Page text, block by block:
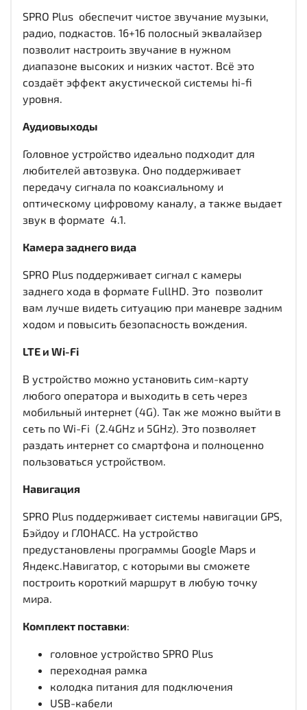
SPRO Plus обеспечит чистое звучание музыки,
радио, подкастов. 16+16 полосный эквалайзер
позволит настроить звучание в нужном
диапазоне высоких и низких частот. Всё это
создаёт эффект акустической системы hi-fi
уровня.
Аудиовыходы
Головное устройство идеально подходит для
любителей автозвука. Оно поддерживает
передачу сигнала по коаксиальному и
оптическому цифровому каналу, а также выдает
звук в формате 4.1.
Камера заднего вида
SPRO Plus поддерживает сигнал с камеры
заднего хода в формате FullHD. Это позволит
вам лучше видеть ситуацию при маневре задним
ходом и повысить безопасность вождения.
LTE и Wi-Fi
В устройство можно установить сим-карту
любого оператора и выходить в сеть через
мобильный интернет (4G). Так же можно выйти в
сеть по Wi-Fi (2.4GHz и 5GHz). Это позволяет
раздать интернет со смартфона и полноценно
пользоваться устройством.
Навигация
SPRO Plus поддерживает системы навигации GPS,
Бэйдоу и ГЛОНАСС. На устройство
предустановлены программы Google Maps и
Яндекс.Навигатор, с которыми вы сможете
построить короткий маршрут в любую точку
мира.
Комплект поставки:
головное устройство SPRO Plus
переходная рамка
колодка питания для подключения
USB-кабели